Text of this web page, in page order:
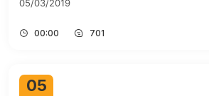
05/03/2019
00:00 701
05